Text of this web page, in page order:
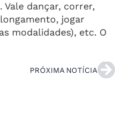
Vale dançar, correr,
jogar
modalidades), etc. O
PRÓXIMA NOTÍCIA